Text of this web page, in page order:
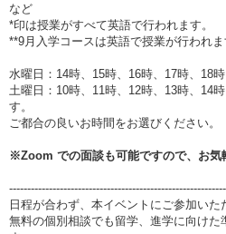
など
*印は授業がすべて英語で行われます。
**9月入学コースは英語で授業が行われま
水曜日：14時、15時、16時、17時、18
土曜日：10時、11時、12時、13時、14
す。
ご都合の良いお時間をお選びください。
※Zoom での面談も可能ですので、お気
------------------------------------------------------------
日程が合わず、本イベントにご参加いた
無料の個別相談でも留学、進学に向けた